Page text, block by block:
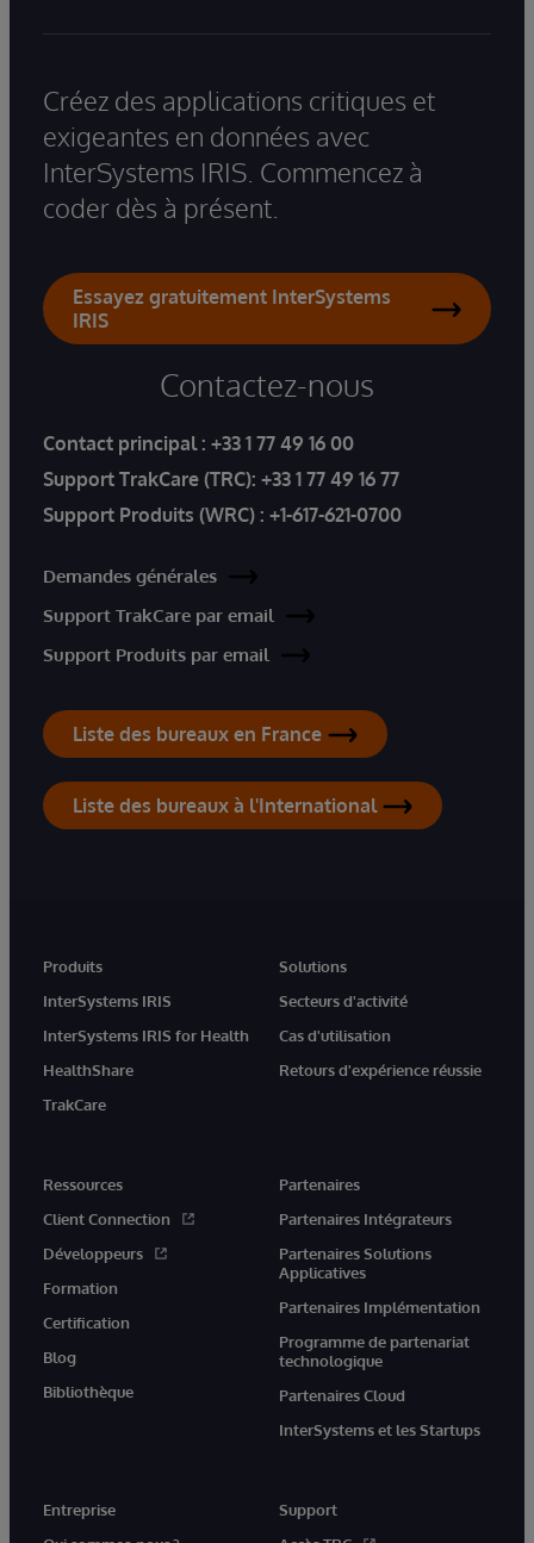
Créez des applications critiques et
exigeantes en données avec
InterSystems IRIS. Commencez à
coder dès à présent.
Essayez gratuitement InterSystems
IRIS
Contactez-nous
Contact principal : +33 1 77 49 16 00
Support TrakCare (TRC): +33 1 77 49 16 77
Support Produits (WRC) : +1-617-621-0700
Demandes générales
Support TrakCare par email
Support Produits par email
Liste des bureaux en France
Liste des bureaux à l'International
Produits
InterSystems IRIS
InterSystems IRIS for Health
HealthShare
TrakCare
Solutions
Secteurs d'activité
Cas d'utilisation
Retours d'expérience réussie
Ressources
Client Connection
Développeurs
Formation
Certification
Blog
Bibliothèque
Partenaires
Partenaires Intégrateurs
Partenaires Solutions
Applicatives
Partenaires Implémentation
Programme de partenariat
technologique
Partenaires Cloud
InterSystems et les Startups
Entreprise
Support